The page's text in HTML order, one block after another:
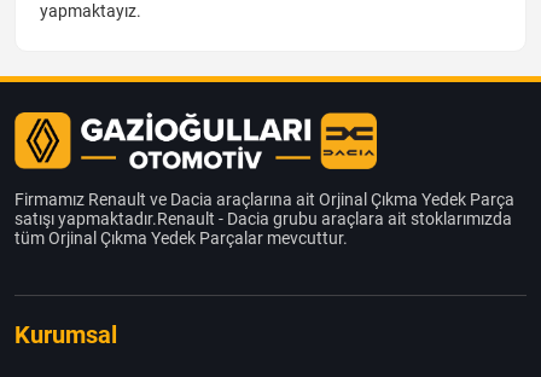
yapmaktayız.
Firmamız Renault ve Dacia araçlarına ait Orjinal Çıkma Yedek Parça
satışı yapmaktadır.Renault - Dacia grubu araçlara ait stoklarımızda
tüm Orjinal Çıkma Yedek Parçalar mevcuttur.
Kurumsal